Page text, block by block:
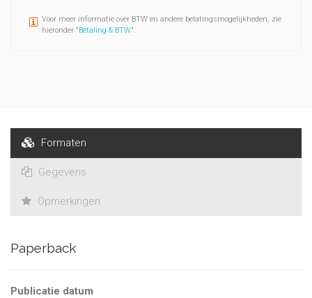
Voor meer informatie over BTW en andere belatingsmogelijkheden, zie
hieronder "Betaling & BTW".
Formaten
Gegevens
Opmerkingen
Paperback
Publicatie datum